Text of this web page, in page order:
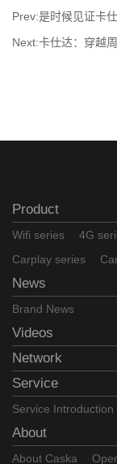
Prev:是时候见证卡
Next:卡仕达：穿越
Product
Wifi series 4G
Carplay series
News
Brand News
Videos
Network
Service
Service Introduction
About
About Caska